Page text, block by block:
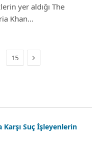
yer aldığı The
Khan…
15 Next
Karşı Suç İşleyenlerin